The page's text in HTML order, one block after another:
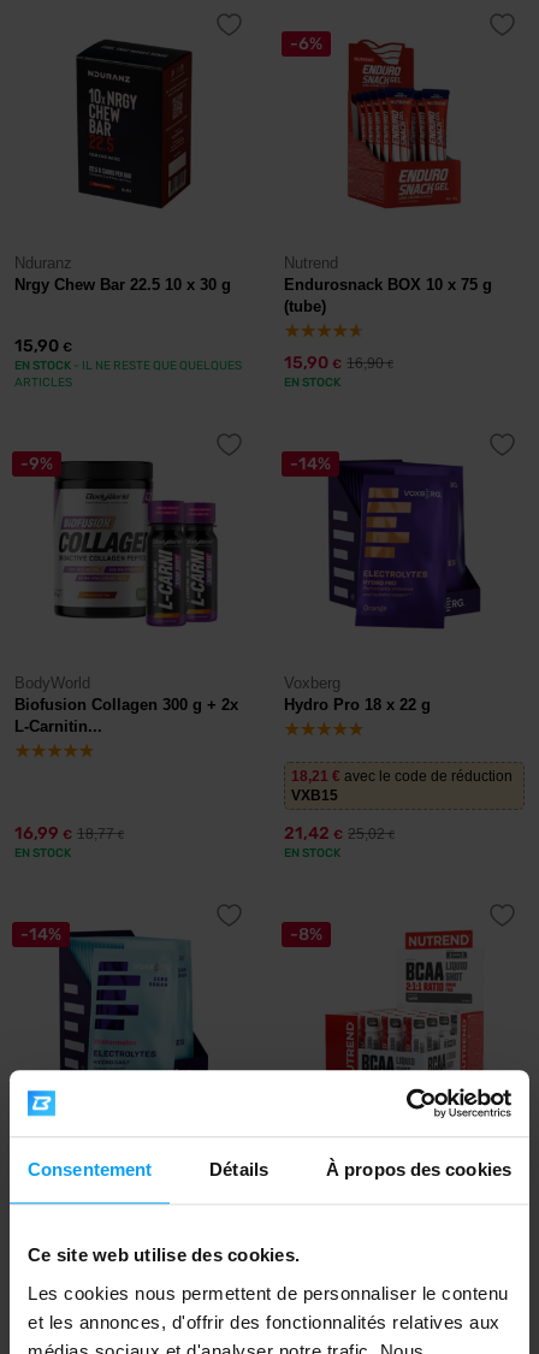
Consentement Détails À propos des cookies
Ce site web utilise des cookies.
Les cookies nous permettent de personnaliser le contenu
et les annonces, d'offrir des fonctionnalités relatives aux
Nduranz
Nrgy Chew Bar 22.5 10 x 30 g
15,90 €
EN STOCK - IL NE RESTE QUE QUELQUES
ARTICLES
-6%
Nutrend
Endurosnack BOX 10 x 75 g
(tube)
15,90 € 16,90€
EN STOCK
-9%
BodyWorld
Biofusion Collagen 300 g + 2x
L-Carnitin...
16,99 € 18,77€
EN STOCK
-14%
Voxberg
Hydro Pro 18 x 22 g
18,21 € avec le code de réduction
VXB15
21,42 € 25,02€
EN STOCK
-14%
Hydro Daily 18 x 10 g
EN STOCK
-8%
Nutrend
BCAA Liquid Shot 20 x 60 ml
EN STOCK